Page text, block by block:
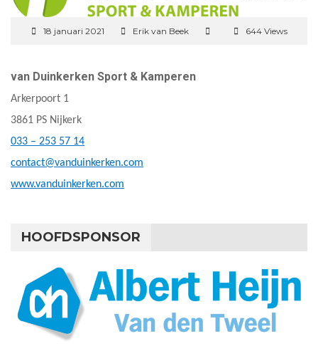
18 januari 2021 Erik van Beek 644 Views
van Duinkerken Sport & Kamperen
Arkerpoort 1
3861 PS Nijkerk
033 – 253 57 14
contact@vanduinkerken.com
www.vanduinkerken.com
HOOFDSPONSOR